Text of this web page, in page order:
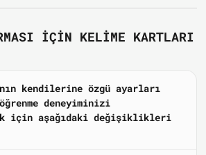
IÇIN KELIME KARTLARI
kendilerine özgü ayarları
deneyiminizi
için aşağıdaki değişiklikleri